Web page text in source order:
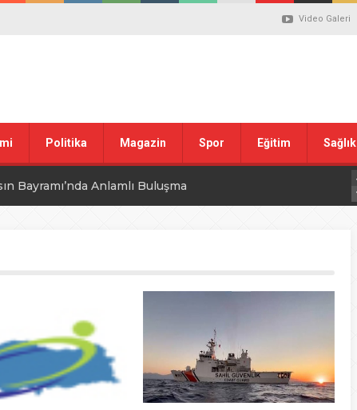
Video Galeri
Politika Magazin Spor Eğitim Sağlık
Bayramı’nda Anlamlı Buluşma
Marşı’nın Kabulünün 105. Yılı Mesajı
ilgili düzenleme görüşülüyor
Tartışması: Belediye Başkanı Özlü’ye Yönelik Sözlere